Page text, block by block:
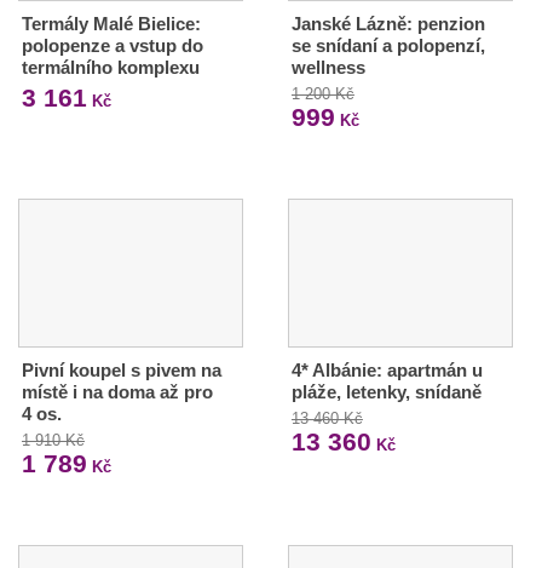
Termály Malé Bielice:
polopenze a vstup do
termálního komplexu
3 161 Kč
Janské Lázně: penzion
se snídaní a polopenzí,
wellness
1 200 Kč
999 Kč
Pivní koupel s pivem na
místě i na doma až pro
4 os.
1 910 Kč
1 789 Kč
4* Albánie: apartmán u
pláže, letenky, snídaně
13 460 Kč
13 360 Kč